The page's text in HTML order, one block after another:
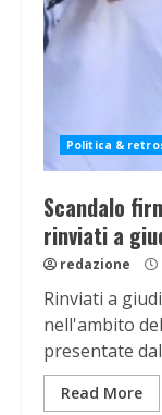
Politica &
Scandalo
rinviati a
redazione
Rinviati a
nell'ambito
presentate
Read More